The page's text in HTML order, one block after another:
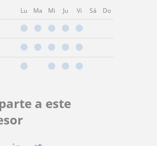
Lu Ma Mi Ju Vi Sá Do
a este